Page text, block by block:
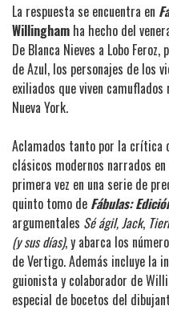
La respuesta se encuentra en
Willingham ha hecho del
De Blanca Nieves a Lobo
de Azul, los personajes de los
exiliados que viven
Nueva York.
Aclamados tanto por la crítica
clásicos modernos narrados
primera vez en una serie de
quinto tomo de Fábulas:
argumentales Sé ágil, Jack, T
(y sus días), y abarca los
de Vertigo. Además incluye la
guionista y colaborador de
especial de bocetos del